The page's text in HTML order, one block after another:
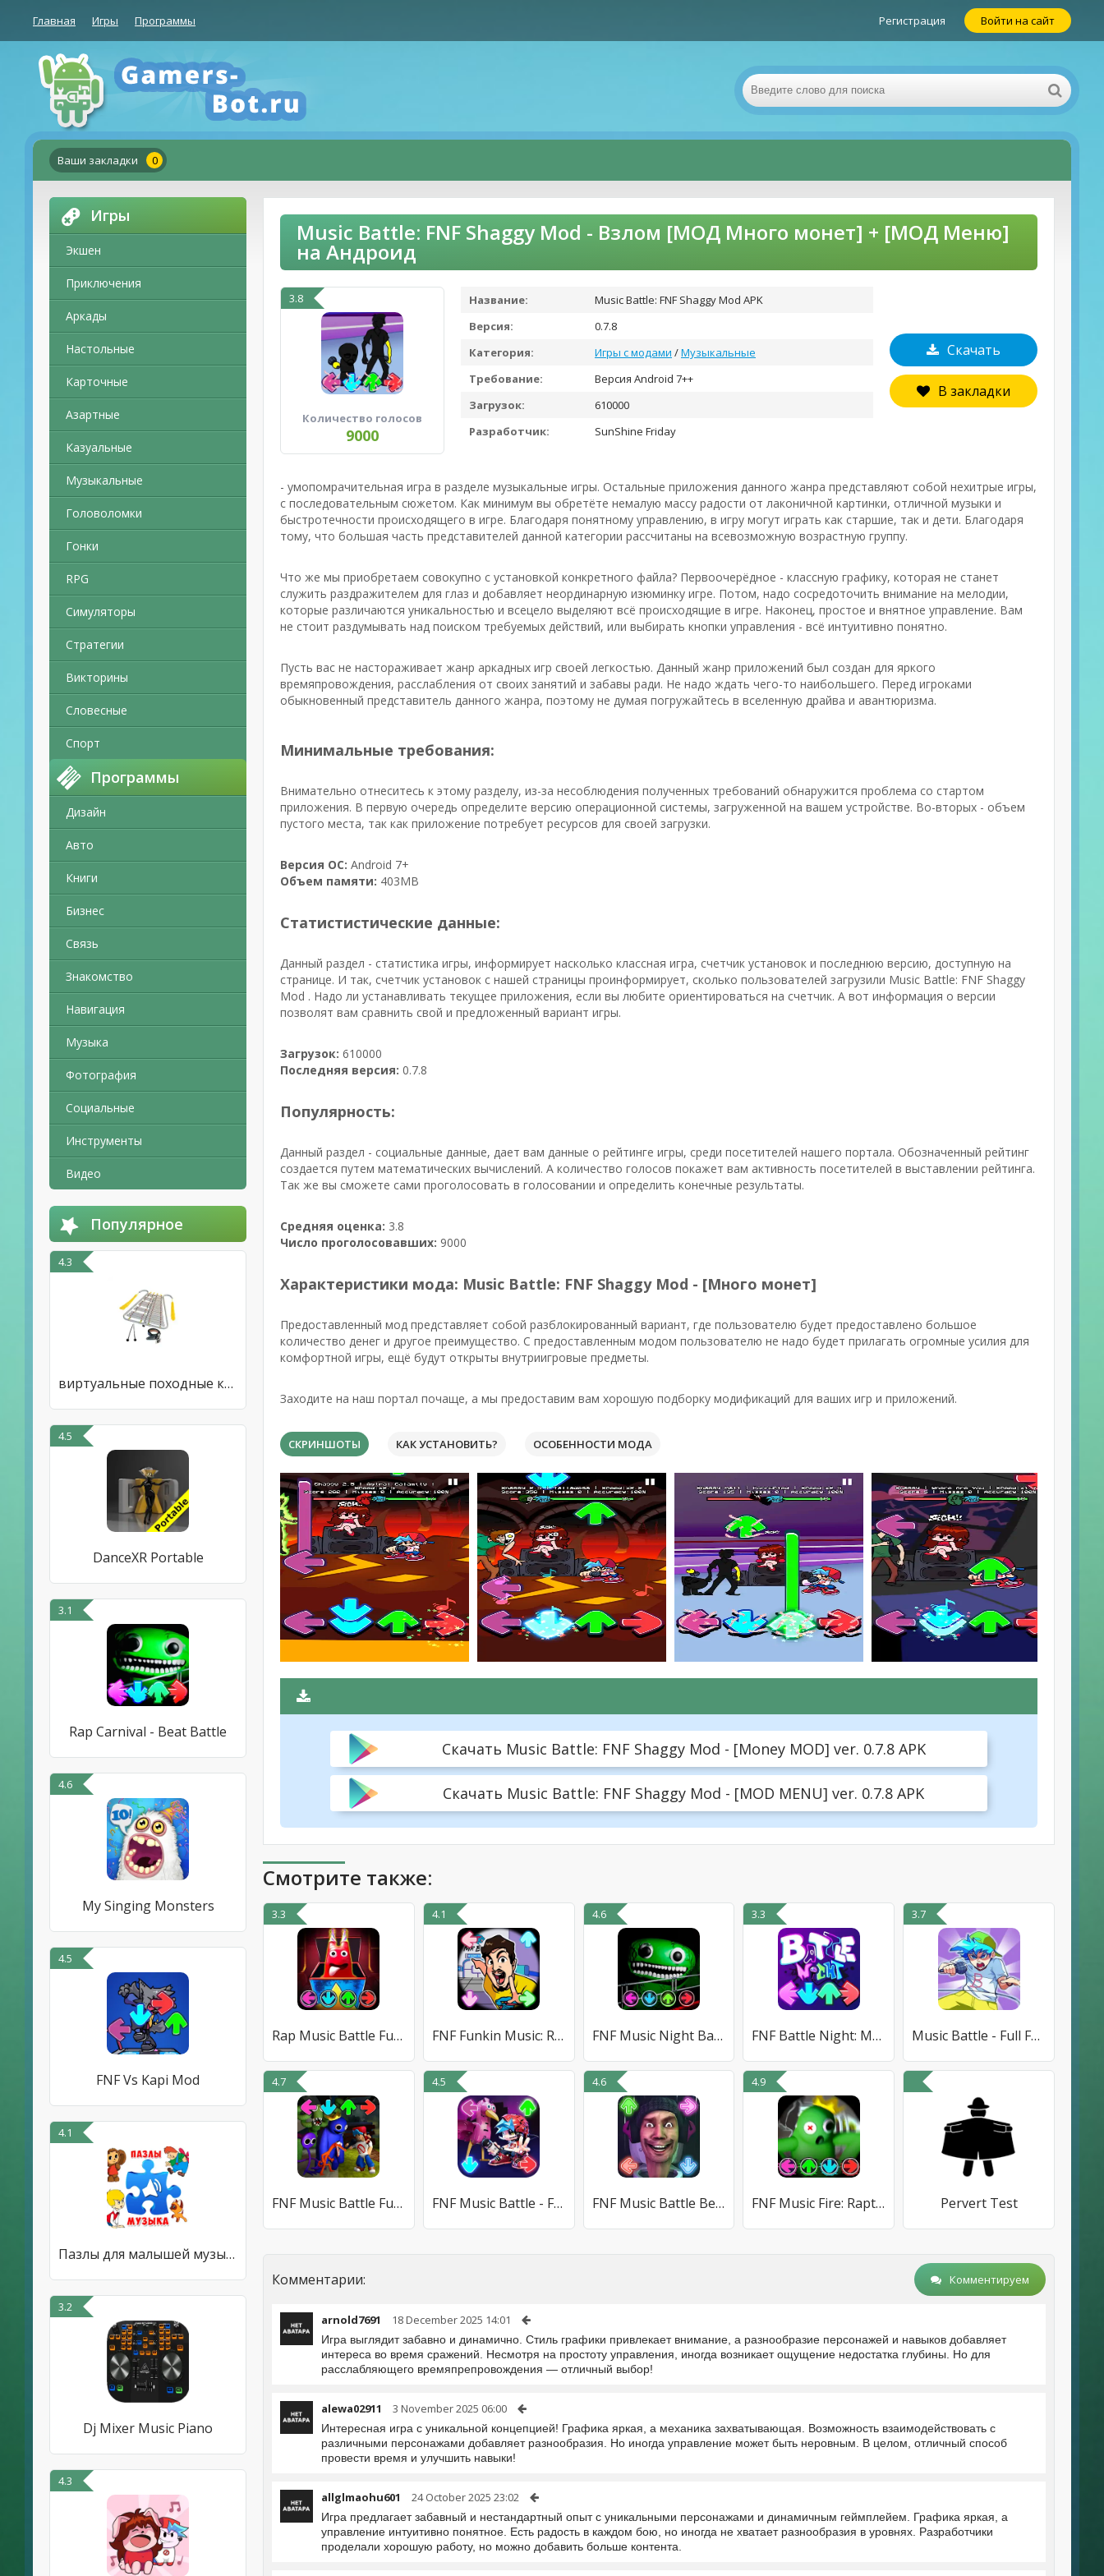
Главная Игры Программы Регистрация Войти на сайт
Ваши закладки 0
Игры
Экшен
Приключения
Аркады
Настольные
Карточные
Азартные
Казуальные
Музыкальные
Головоломки
Гонки
RPG
Симуляторы
Стратегии
Викторины
Словесные
Спорт
Программы
Дизайн
Авто
Книги
Бизнес
Связь
Знакомство
Навигация
Музыка
Фотография
Социальные
Инструменты
Видео
Популярное
4.3
виртуальные походные колокола
4.5
DanceXR Portable
3.1
Rap Carnival - Beat Battle
4.6
My Singing Monsters
4.5
FNF Vs Kapi Mod
4.1
Пазлы для малышей музыкальные
3.2
Dj Mixer Music Piano
4.3
Music Battle: FNF Shaggy Mod - Взлом [МОД Много монет] + [МОД Меню]
на Андроид
3.8
Количество голосов
9000
Скачать
В закладки
Название:
Music Battle: FNF Shaggy Mod APK
Версия:
0.7.8
Категория:
Игры с модами /Музыкальные
Требование:
Версия Android 7++
Загрузок:
610000
Разработчик:
SunShine Friday
- умопомрачительная игра в разделе музыкальные игры. Остальные приложения данного жанра представляют собой нехитрые игры,
с последовательным сюжетом. Как минимум вы обретёте немалую массу радости от лаконичной картинки, отличной музыки и
быстротечности происходящего в игре. Благодаря понятному управлению, в игру могут играть как старшие, так и дети. Благодаря
тому, что большая часть представителей данной категории рассчитаны на всевозможную возрастную группу.
Что же мы приобретаем совокупно с установкой конкретного файла? Первоочерёдное - классную графику, которая не станет
служить раздражителем для глаз и добавляет неординарную изюминку игре. Потом, надо сосредоточить внимание на мелодии,
которые различаются уникальностью и всецело выделяют всё происходящие в игре. Наконец, простое и внятное управление. Вам
не стоит раздумывать над поиском требуемых действий, или выбирать кнопки управления - всё интуитивно понятно.
Пусть вас не настораживает жанр аркадных игр своей легкостью. Данный жанр приложений был создан для яркого
времяпровождения, расслабления от своих занятий и забавы ради. Не надо ждать чего-то наибольшего. Перед игроками
обыкновенный представитель данного жанра, поэтому не думая погружайтесь в вселенную драйва и авантюризма.
Минимальные требования:
Внимательно отнеситесь к этому разделу, из-за несоблюдения полученных требований обнаружится проблема со стартом
приложения. В первую очередь определите версию операционной системы, загруженной на вашем устройстве. Во-вторых - объем
пустого места, так как приложение потребует ресурсов для своей загрузки.
Версия ОС: Android 7+
Объем памяти: 403MB
Статистистические данные:
Данный раздел - статистика игры, информирует насколько классная игра, счетчик установок и последнюю версию, доступную на
странице. И так, счетчик установок с нашей страницы проинформирует, сколько пользователей загрузили Music Battle: FNF Shaggy
Mod . Надо ли устанавливать текущее приложения, если вы любите ориентироваться на счетчик. А вот информация о версии
позволят вам сравнить свой и предложенный вариант игры.
Загрузок: 610000
Последняя версия: 0.7.8
Популярность:
Данный раздел - социальные данные, дает вам данные о рейтинге игры, среди посетителей нашего портала. Обозначенный рейтинг
создается путем математических вычислений. А количество голосов покажет вам активность посетителей в выставлении рейтинга.
Так же вы сможете сами проголосовать в голосовании и определить конечные результаты.
Средняя оценка: 3.8
Число проголосовавших: 9000
Характеристики мода: Music Battle: FNF Shaggy Mod - [Много монет]
Предоставленный мод представляет собой разблокированный вариант, где пользователю будет предоставлено большое
количество денег и другое преимущество. С предоставленным модом пользователю не надо будет прилагать огромные усилия для
комфортной игры, ещё будут открыты внутриигровые предметы.
Заходите на наш портал почаще, а мы предоставим вам хорошую подборку модификаций для ваших игр и приложений.
СКРИНШОТЫ КАК УСТАНОВИТЬ? ОСОБЕННОСТИ МОДА
Скачать Music Battle: FNF Shaggy Mod - [Money MOD] ver. 0.7.8 APK
Скачать Music Battle: FNF Shaggy Mod - [MOD MENU] ver. 0.7.8 APK
Смотрите также:
3.3
Rap Music Battle Full Mod
4.1
FNF Funkin Music: Rap Battle
4.6
FNF Music Night Battle
3.3
FNF Battle Night: Music Mod
3.7
Music Battle - Full FNF Mod
4.7
FNF Music Battle Full Mod
4.5
FNF Music Battle - Full Mod
4.6
FNF Music Battle Beat Fire
4.9
FNF Music Fire: Raptime Battle Pervert Test
Комментарии: Комментируем
arnold7691 18 December 2025 14:01
Игра выглядит забавно и динамично. Стиль графики привлекает внимание, а разнообразие персонажей и навыков добавляет
интереса во время сражений. Несмотря на простоту управления, иногда возникает ощущение недостатка глубины. Но для
расслабляющего времяпрепровождения — отличный выбор!
alewa02911 3 November 2025 06:00
Интересная игра с уникальной концепцией! Графика яркая, а механика захватывающая. Возможность взаимодействовать с
различными персонажами добавляет разнообразия. Но иногда управление может быть неровным. В целом, отличный способ
провести время и улучшить навыки!
allglmaohu601 24 October 2025 23:02
Игра предлагает забавный и нестандартный опыт с уникальными персонажами и динамичным геймплейем. Графика яркая, а
управление интуитивно понятное. Есть радость в каждом бою, но иногда не хватает разнообразия в уровнях. Разработчики
проделали хорошую работу, но можно добавить больше контента.